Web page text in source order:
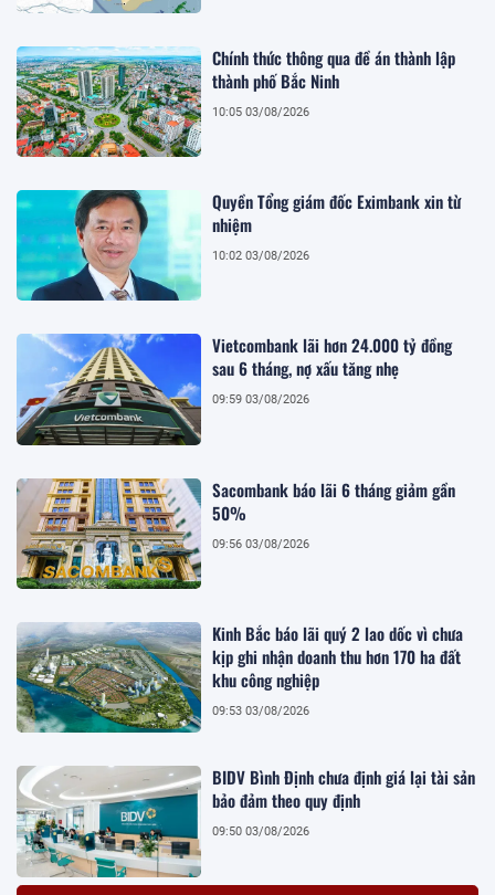
Chính thức thông qua đề án thành lập
thành phố Bắc Ninh
10:05 03/08/2026
Quyền Tổng giám đốc Eximbank xin từ
nhiệm
10:02 03/08/2026
Vietcombank lãi hơn 24.000 tỷ đồng
sau 6 tháng, nợ xấu tăng nhẹ
09:59 03/08/2026
Sacombank báo lãi 6 tháng giảm gần
50%
09:56 03/08/2026
Kinh Bắc báo lãi quý 2 lao dốc vì chưa
kịp ghi nhận doanh thu hơn 170 ha đất
khu công nghiệp
09:53 03/08/2026
BIDV Bình Định chưa định giá lại tài sản
bảo đảm theo quy định
09:50 03/08/2026